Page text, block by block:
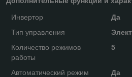
Инвертор
Да
Тип управления
Количество режимов
работы
5
Автоматический режим
Да